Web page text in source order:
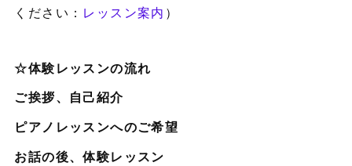
ください： レッスン案内 ）
☆体験レッスンの流れ
ご挨拶、自己紹介
ピアノレッスンへのご希望
お話の後、体験レッスン